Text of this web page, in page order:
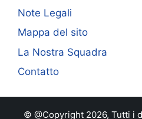
Note Legali
Mappa del sito
La Nostra Squadra
Contatto
© @Copyright 2026, Tutti i